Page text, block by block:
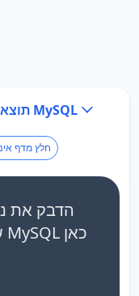
תוצאות שאילתת MySQL
חלץ מדף
הדבק את
MySQL שלך או גרור קבצי MySQL כאן